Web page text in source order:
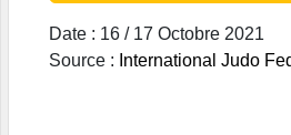
Date : 16 / 17 Octobre 2021
Source : International Judo